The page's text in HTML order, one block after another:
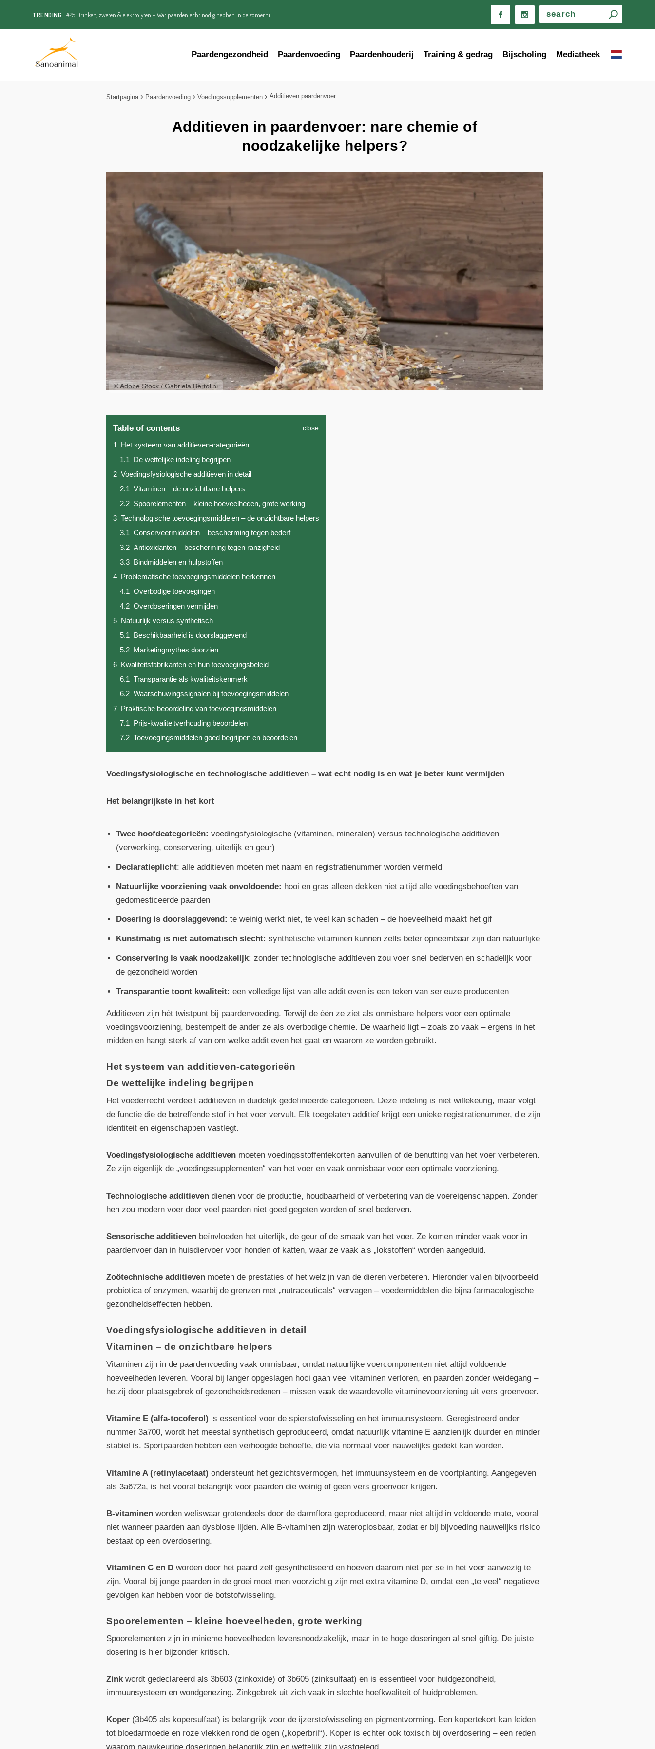
TRENDING: #25 Drinken, zweten & elektrolyten – Wat paarden echt nodig hebben in de zomerhi...
Paardengezondheid Paardenvoeding Paardenhouderij Training & gedrag Bijscholing Mediatheek
Startpagina Paardenvoeding Voedingssupplementen Additieven paardenvoer
Additieven in paardenvoer: nare chemie of
noodzakelijke helpers?
© Adobe Stock / Gabriela Bertolini
Table of contents close
1 Het systeem van additieven-categorieën
1.1 De wettelijke indeling begrijpen
2 Voedingsfysiologische additieven in detail
2.1 Vitaminen – de onzichtbare helpers
2.2 Spoorelementen – kleine hoeveelheden, grote werking
3 Technologische toevoegingsmiddelen – de onzichtbare helpers
3.1 Conserveermiddelen – bescherming tegen bederf
3.2 Antioxidanten – bescherming tegen ranzigheid
3.3 Bindmiddelen en hulpstoffen
4 Problematische toevoegingsmiddelen herkennen
4.1 Overbodige toevoegingen
4.2 Overdoseringen vermijden
5 Natuurlijk versus synthetisch
5.1 Beschikbaarheid is doorslaggevend
5.2 Marketingmythes doorzien
6 Kwaliteitsfabrikanten en hun toevoegingsbeleid
6.1 Transparantie als kwaliteitskenmerk
6.2 Waarschuwingssignalen bij toevoegingsmiddelen
7 Praktische beoordeling van toevoegingsmiddelen
7.1 Prijs-kwaliteitverhouding beoordelen
7.2 Toevoegingsmiddelen goed begrijpen en beoordelen
Voedingsfysiologische en technologische additieven – wat echt nodig is en wat je beter kunt vermijden
Het belangrijkste in het kort
Twee hoofdcategorieën: voedingsfysiologische (vitaminen, mineralen) versus technologische additieven
(verwerking, conservering, uiterlijk en geur)
Declaratieplicht: alle additieven moeten met naam en registratienummer worden vermeld
Natuurlijke voorziening vaak onvoldoende: hooi en gras alleen dekken niet altijd alle voedingsbehoeften van
gedomesticeerde paarden
Dosering is doorslaggevend: te weinig werkt niet, te veel kan schaden – de hoeveelheid maakt het gif
Kunstmatig is niet automatisch slecht: synthetische vitaminen kunnen zelfs beter opneembaar zijn dan natuurlijke
Conservering is vaak noodzakelijk: zonder technologische additieven zou voer snel bederven en schadelijk voor
de gezondheid worden
Transparantie toont kwaliteit: een volledige lijst van alle additieven is een teken van serieuze producenten
Additieven zijn hét twistpunt bij paardenvoeding. Terwijl de één ze ziet als onmisbare helpers voor een optimale
voedingsvoorziening, bestempelt de ander ze als overbodige chemie. De waarheid ligt – zoals zo vaak – ergens in het
midden en hangt sterk af van om welke additieven het gaat en waarom ze worden gebruikt.
Het systeem van additieven-categorieën
De wettelijke indeling begrijpen
Het voederrecht verdeelt additieven in duidelijk gedefinieerde categorieën. Deze indeling is niet willekeurig, maar volgt
de functie die de betreffende stof in het voer vervult. Elk toegelaten additief krijgt een unieke registratienummer, die zijn
identiteit en eigenschappen vastlegt.
Voedingsfysiologische additieven moeten voedingsstoffentekorten aanvullen of de benutting van het voer verbeteren.
Ze zijn eigenlijk de „voedingssupplementen“ van het voer en vaak onmisbaar voor een optimale voorziening.
Technologische additieven dienen voor de productie, houdbaarheid of verbetering van de voereigenschappen. Zonder
hen zou modern voer door veel paarden niet goed gegeten worden of snel bederven.
Sensorische additieven beïnvloeden het uiterlijk, de geur of de smaak van het voer. Ze komen minder vaak voor in
paardenvoer dan in huisdiervoer voor honden of katten, waar ze vaak als „lokstoffen“ worden aangeduid.
Zoötechnische additieven moeten de prestaties of het welzijn van de dieren verbeteren. Hieronder vallen bijvoorbeeld
probiotica of enzymen, waarbij de grenzen met „nutraceuticals“ vervagen – voedermiddelen die bijna farmacologische
gezondheidseffecten hebben.
Voedingsfysiologische additieven in detail
Vitaminen – de onzichtbare helpers
Vitaminen zijn in de paardenvoeding vaak onmisbaar, omdat natuurlijke voercomponenten niet altijd voldoende
hoeveelheden leveren. Vooral bij langer opgeslagen hooi gaan veel vitaminen verloren, en paarden zonder weidegang –
hetzij door plaatsgebrek of gezondheidsredenen – missen vaak de waardevolle vitaminevoorziening uit vers groenvoer.
Vitamine E (alfa-tocoferol) is essentieel voor de spierstofwisseling en het immuunsysteem. Geregistreerd onder
nummer 3a700, wordt het meestal synthetisch geproduceerd, omdat natuurlijk vitamine E aanzienlijk duurder en minder
stabiel is. Sportpaarden hebben een verhoogde behoefte, die via normaal voer nauwelijks gedekt kan worden.
Vitamine A (retinylacetaat) ondersteunt het gezichtsvermogen, het immuunsysteem en de voortplanting. Aangegeven
als 3a672a, is het vooral belangrijk voor paarden die weinig of geen vers groenvoer krijgen.
B-vitaminen worden weliswaar grotendeels door de darmflora geproduceerd, maar niet altijd in voldoende mate, vooral
niet wanneer paarden aan dysbiose lijden. Alle B-vitaminen zijn wateroplosbaar, zodat er bij bijvoeding nauwelijks risico
bestaat op een overdosering.
Vitaminen C en D worden door het paard zelf gesynthetiseerd en hoeven daarom niet per se in het voer aanwezig te
zijn. Vooral bij jonge paarden in de groei moet men voorzichtig zijn met extra vitamine D, omdat een „te veel“ negatieve
gevolgen kan hebben voor de botstofwisseling.
Spoorelementen – kleine hoeveelheden, grote werking
Spoorelementen zijn in minieme hoeveelheden levensnoodzakelijk, maar in te hoge doseringen al snel giftig. De juiste
dosering is hier bijzonder kritisch.
Zinkwordt gedeclareerd als 3b603 (zinkoxide) of 3b605 (zinksulfaat) en is essentieel voor huidgezondheid,
immuunsysteem en wondgenezing. Zinkgebrek uit zich vaak in slechte hoefkwaliteit of huidproblemen.
Koper (3b405 als kopersulfaat) is belangrijk voor de ijzerstofwisseling en pigmentvorming. Een kopertekort kan leiden
tot bloedarmoede en roze vlekken rond de ogen („koperbril“). Koper is echter ook toxisch bij overdosering – een reden
waarom nauwkeurige doseringen belangrijk zijn en wettelijk zijn vastgelegd.